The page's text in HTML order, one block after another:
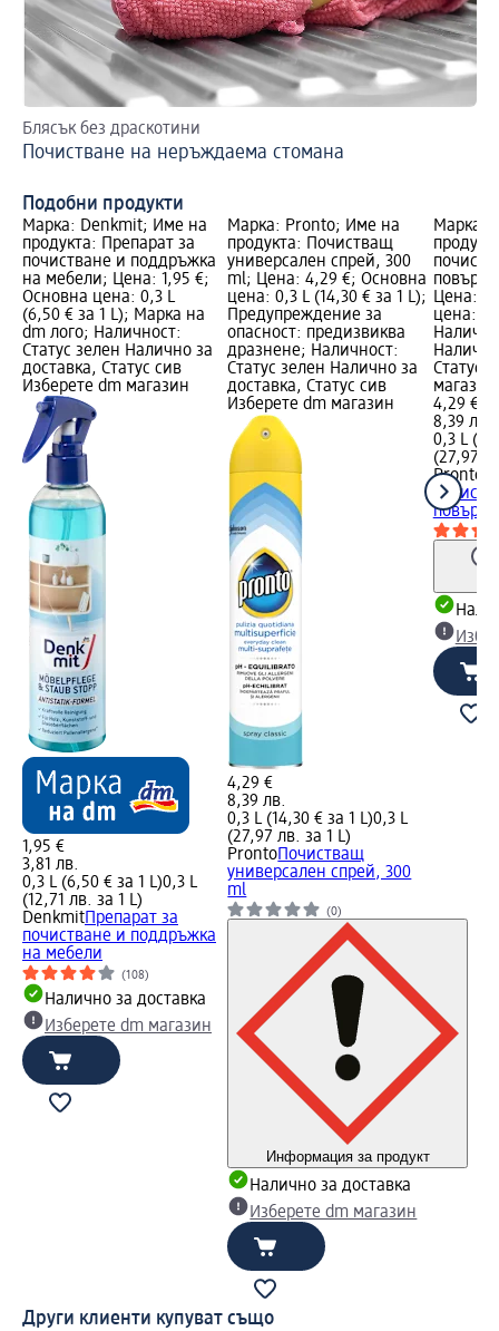
Блясък без драскотини
Почистване на неръждаема стомана
Подобни продукти
Марка: Denkmit; Име на
продукта: Препарат за
почистване и поддръжка
на мебели; Цена: 1,95 €;
Основна цена: 0,3 L
(6,50 € за 1 L); Марка на
dm лого; Наличност:
Статус зелен Налично за
доставка, Статус сив
Изберете dm магазин
1,95 €
3,81 лв.
0,3 L (6,50 € за 1 L)0,3 L
(12,71 лв. за 1 L)
DenkmitПрепарат за
почистване и поддръжка
на мебели
(108)
Налично за доставка
Изберете dm магазин
Марка: Pronto; Име на
продукта: Почистващ
универсален спрей, 300
ml; Цена: 4,29 €; Основна
цена: 0,3 L (14,30 € за 1 L);
Предупреждение за
опасност: предизвиква
дразнене; Наличност:
Статус зелен Налично за
доставка, Статус сив
Изберете dm магазин
4,29 €
8,39 лв.
0,3 L (14,30 € за 1 L)0,3 L
(27,97 лв. за 1 L)
ProntoПочистващ
универсален спрей, 300
ml
(0)
Информация за продукт
Налично за доставка
Изберете dm магазин
Марка:
Цена:
цена:
Статус
магазин
4,29 €
8,39 лв.
0,3 L
(27,97
Pronto
Други клиенти купуват също